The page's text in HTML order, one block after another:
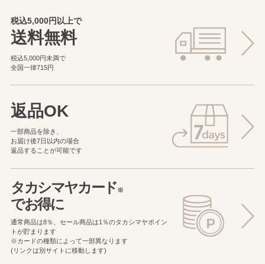
税込5,000円以上で
送料無料
税込5,000円未満で
全国一律715円
返品OK
一部商品を除き、
お届け後7日以内の場合
返品することが可能です
タカシマヤカード※
でお得に
通常商品は8％、セール商品は1％のタカシマヤポイン
トが貯まります
※カードの種類によって一部異なります
(リンクは別サイトに移動します)